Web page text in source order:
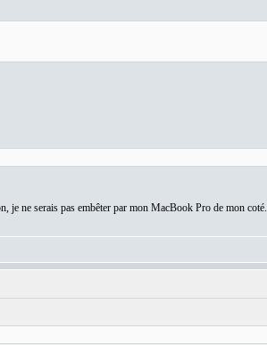
je ne serais pas embêter par mon MacBook Pro de mon coté.